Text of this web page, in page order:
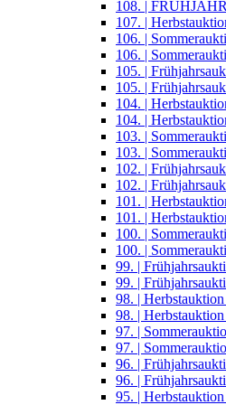
108. |
107. |
106. |
106. |
105. |
105. |
104. |
104. |
103. |
103. |
102. |
102. |
101. |
101. |
100. |
100. |
99. |
99. |
98. |
98. |
97. |
97. |
96. |
96. |
95. |